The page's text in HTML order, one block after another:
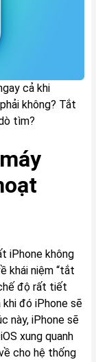
cả khi
không? Tắt
tìm?
iPhone không
khái niệm “tắt
độ rất tiết
đó iPhone sẽ
này, iPhone sẽ
xung quanh
cho hệ thống